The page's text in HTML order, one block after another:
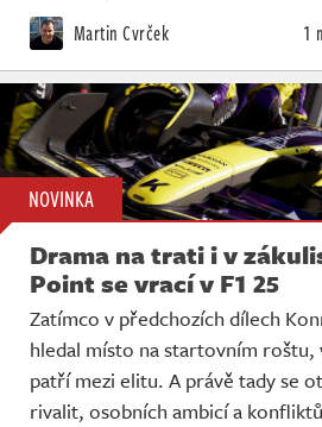
Martin Cvrček 1
NOVINKA
Drama na trati i v
Point se vrací v F1 25
Zatímco v předchozích dílech
hledal místo na startovním roštu,
patří mezi elitu. A právě tady se
rivalit, osobních ambicí a